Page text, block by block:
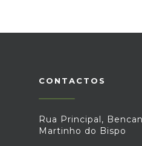
CONTACTOS
Rua Principal,
Martinho do Bispo